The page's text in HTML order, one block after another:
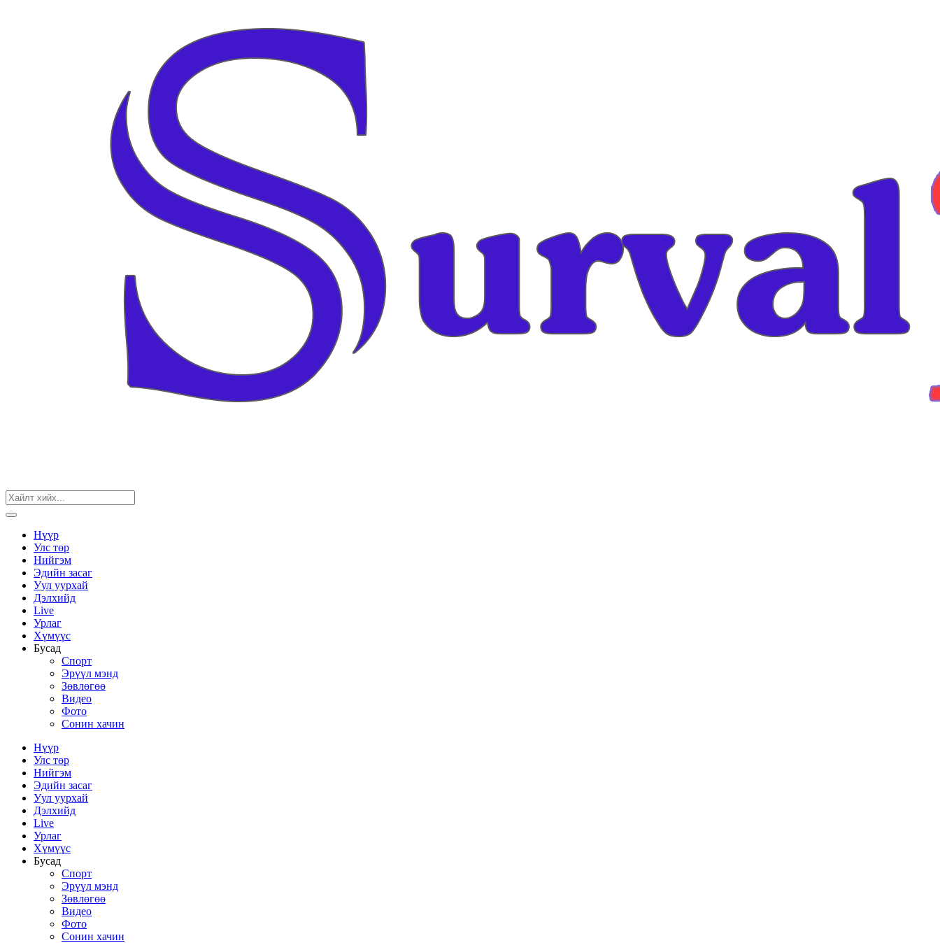
Нүүр
Улс төр
Нийгэм
Эдийн засаг
Уул уурхай
Дэлхийд
Live
Урлаг
Хүмүүс
Бусад
Спорт
Эрүүл мэнд
Зөвлөгөө
Видео
Фото
Сонин хачин
Нүүр
Улс төр
Нийгэм
Эдийн засаг
Уул уурхай
Дэлхийд
Live
Урлаг
Хүмүүс
Бусад
Спорт
Эрүүл мэнд
Зөвлөгөө
Видео
Фото
Сонин хачин